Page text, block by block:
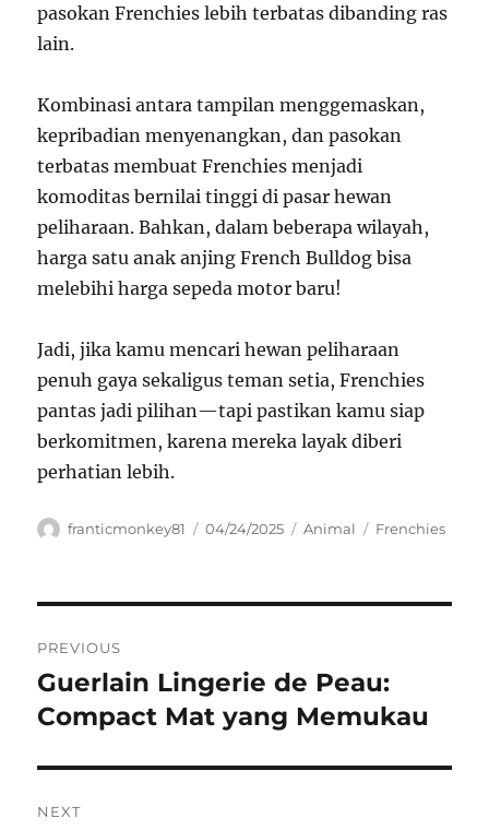
pasokan Frenchies lebih terbatas dibanding ras
lain.
Kombinasi antara tampilan menggemaskan,
kepribadian menyenangkan, dan pasokan
terbatas membuat Frenchies menjadi
komoditas bernilai tinggi di pasar hewan
peliharaan. Bahkan, dalam beberapa wilayah,
harga satu anak anjing French Bulldog bisa
melebihi harga sepeda motor baru!
Jadi, jika kamu mencari hewan peliharaan
penuh gaya sekaligus teman setia, Frenchies
pantas jadi pilihan—tapi pastikan kamu siap
berkomitmen, karena mereka layak diberi
perhatian lebih.
Author
franticmonkey81
Posted
04/24/2025 Categories
Animal Tags
Frenchies
pos
PREVIOUS
Previous
post:
Guerlain Lingerie de Peau:
Compact Mat yang Memukau
NEXT